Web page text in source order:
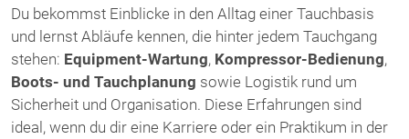
Du bekommst Einblicke in den Alltag einer Tauchbasis
und lernst Abläufe kennen, die hinter jedem Tauchgang
stehen: Equipment-Wartung, Kompressor-Bedienung,
Boots- und Tauchplanung sowie Logistik rund um
Sicherheit und Organisation. Diese Erfahrungen sind
ideal, wenn du dir eine Karriere oder ein Praktikum in der